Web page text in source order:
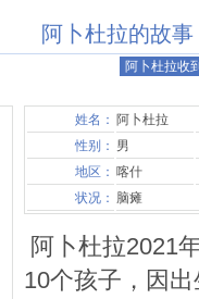
阿卜杜拉的故事
阿卜杜拉收
姓名： 阿卜杜拉
性别： 男
地区： 喀什
状况： 脑瘫
阿卜杜拉2021
10个孩子，因